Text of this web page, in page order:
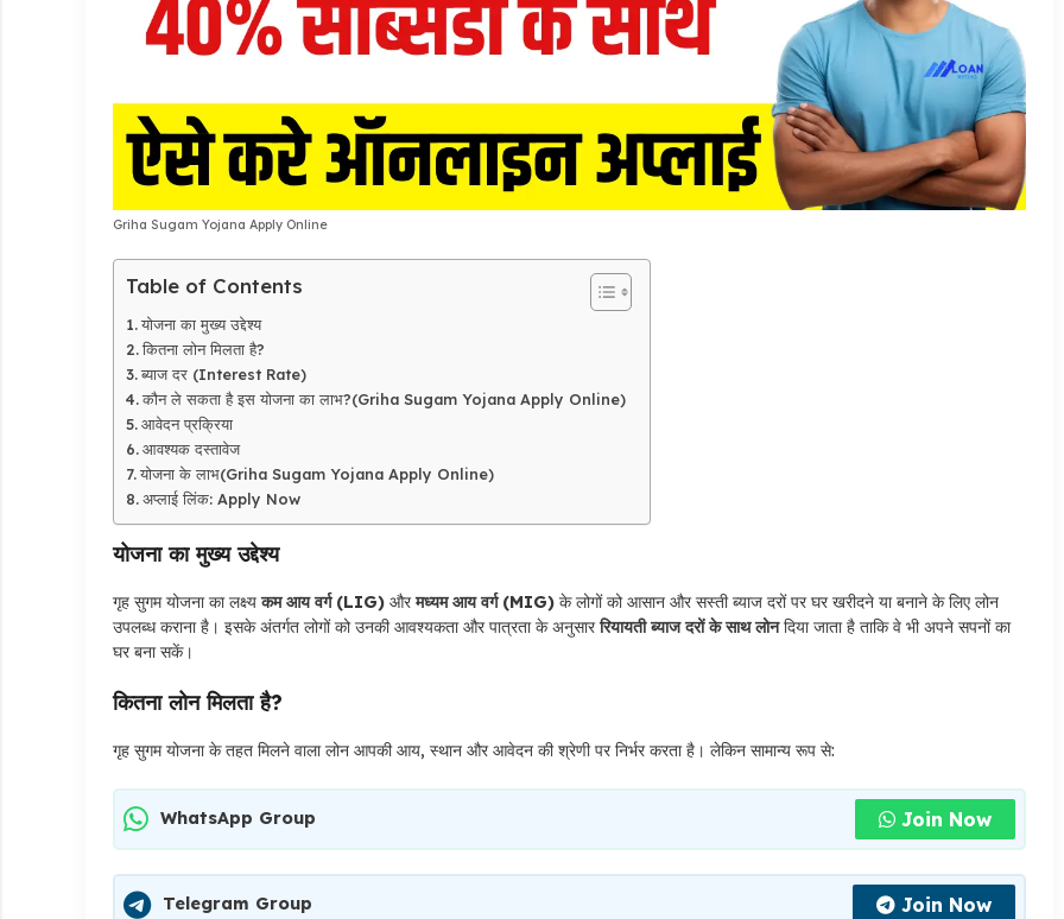
Griha Sugam Yojana Apply Online
Table of Contents
योजना का मुख्य उद्देश्य
कितना लोन मिलता है?
ब्याज दर (Interest Rate)
कौन ले सकता है इस योजना का लाभ?(Griha Sugam Yojana Apply Online)
आवेदन प्रक्रिया
आवश्यक दस्तावेज
योजना के लाभ(Griha Sugam Yojana Apply Online)
अप्लाई लिंक: Apply Now
योजना का मुख्य उद्देश्य
गृह सुगम योजना का लक्ष्यकम आय वर्ग (LIG) औरमध्यम आय वर्ग (MIG) के लोगों को आसान और सस्ती ब्याज दरों पर घर खरीदने या बनाने के लिए लोन
उपलब्ध कराना है। इसके अंतर्गत लोगों को उनकी आवश्यकता और पात्रता के अनुसाररियायती ब्याज दरों के साथ लोनदिया जाता है ताकि वे भी अपने सपनों का
घर बना सकें।
कितना लोन मिलता है?
गृह सुगम योजना के तहत मिलने वाला लोन आपकी आय, स्थान और आवेदन की श्रेणी पर निर्भर करता है। लेकिन सामान्य रूप से:
WhatsApp Group Join Now
Telegram Group Join Now